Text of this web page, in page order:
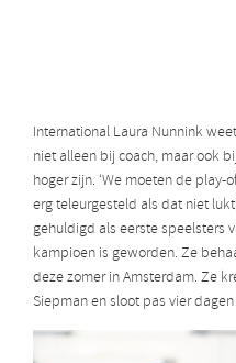
International Laura Nunnink
niet alleen bij coach, maar ook
hoger zijn. ‘We moeten de
erg teleurgesteld als dat niet
gehuldigd als eerste speelsters
kampioen is geworden. Ze
deze zomer in Amsterdam. Ze
Siepman en sloot pas vier